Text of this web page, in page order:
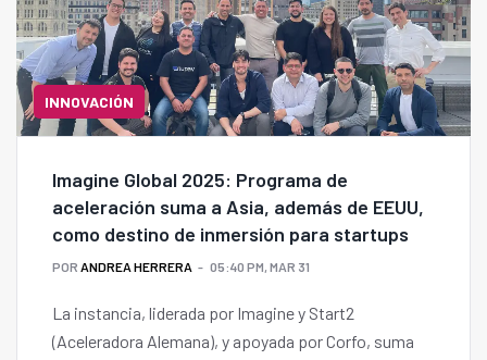
INNOVACIÓN
Imagine Global 2025: Programa de
aceleración suma a Asia, además de EEUU,
como destino de inmersión para startups
POR ANDREA HERRERA 05:40 PM, MAR 31
La instancia, liderada por Imagine y Start2
(Aceleradora Alemana), y apoyada por Corfo, suma